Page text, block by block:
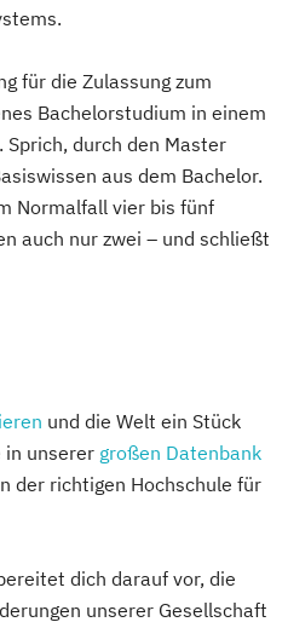
für die Zulassung zum
Bachelorstudium in einem
durch den Master
aus dem Bachelor.
Normalfall vier bis fünf
auch nur zwei – und schließt
und die Welt ein Stück
in unserer großen Datenbank
der richtigen Hochschule für
dich darauf vor, die
unserer Gesellschaft